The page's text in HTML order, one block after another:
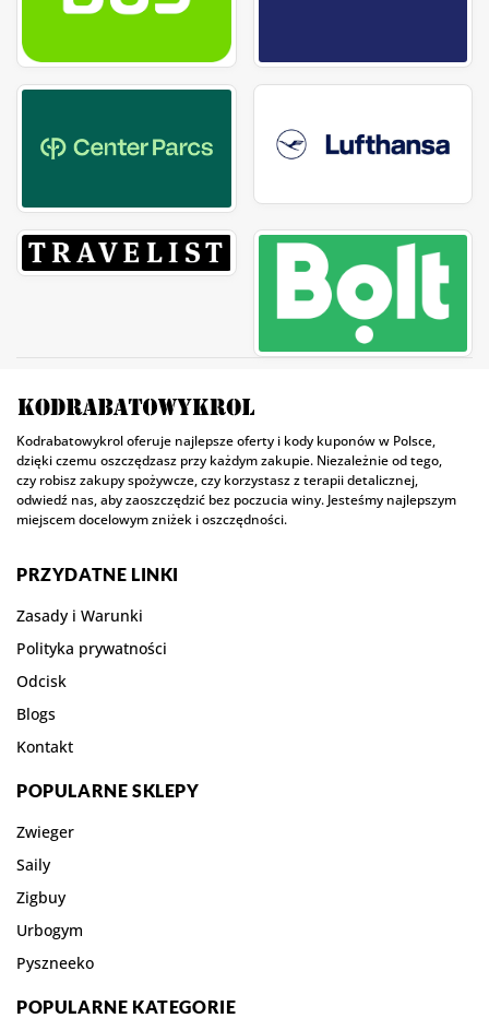
Kodrabatowykrol oferuje najlepsze oferty i kody kuponów w Polsce,
dzięki czemu oszczędzasz przy każdym zakupie. Niezależnie od tego,
czy robisz zakupy spożywcze, czy korzystasz z terapii detalicznej,
odwiedź nas, aby zaoszczędzić bez poczucia winy. Jesteśmy najlepszym
miejscem docelowym zniżek i oszczędności.
PRZYDATNE LINKI
Zasady i Warunki
Polityka prywatności
Odcisk
Blogs
Kontakt
POPULARNE SKLEPY
Zwieger
Saily
Zigbuy
Urbogym
Pyszneeko
POPULARNE KATEGORIE